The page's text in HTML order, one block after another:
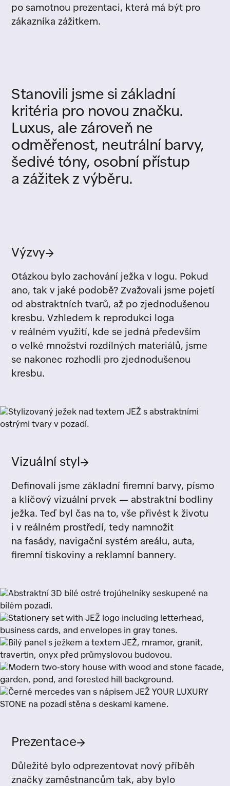
po samotnou prezentaci, která má být pro
zákazníka zážitkem.
Stanovili jsme si základní
kritéria pro novou značku.
Luxus, ale zároveň ne
odměřenost, neutrální barvy,
šedivé tóny, osobní přístup
a zážitek z výběru.
Výzvy→
Otázkou bylo zachování ježka v logu. Pokud
ano, tak v jaké podobě? Zvažovali jsme pojetí
od abstraktních tvarů, až po zjednodušenou
kresbu. Vzhledem k reprodukci loga
v reálném využití, kde se jedná především
o velké množství rozdílných materiálů, jsme
se nakonec rozhodli pro zjednodušenou
kresbu.
Vizuální styl→
Definovali jsme základní firemní barvy, písmo
a klíčový vizuální prvek — abstraktní bodliny
ježka. Teď byl čas na to, vše přivést k životu
i v reálném prostředí, tedy namnožit
na fasády, navigační systém areálu, auta,
firemní tiskoviny a reklamní bannery.
Prezentace→
Důležité bylo odprezentovat nový příběh
značky zaměstnancům tak, aby bylo